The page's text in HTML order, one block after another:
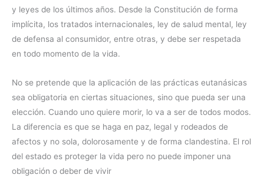
y leyes de los últimos años. Desde la Constitución de forma
implícita, los tratados internacionales, ley de salud mental, ley
de defensa al consumidor, entre otras, y debe ser respetada
en todo momento de la vida.
No se pretende que la aplicación de las prácticas eutanásicas
sea obligatoria en ciertas situaciones, sino que pueda ser una
elección. Cuando uno quiere morir, lo va a ser de todos modos.
La diferencia es que se haga en paz, legal y rodeados de
afectos y no sola, dolorosamente y de forma clandestina. El rol
del estado es proteger la vida pero no puede imponer una
obligación o deber de vivir